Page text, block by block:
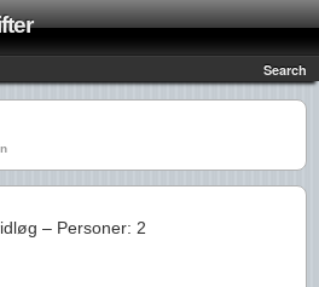
Search
– Personer: 2